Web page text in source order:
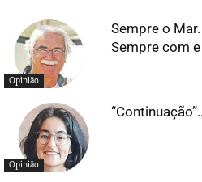
Opinião
Sempre o
Sempre com
Opinião